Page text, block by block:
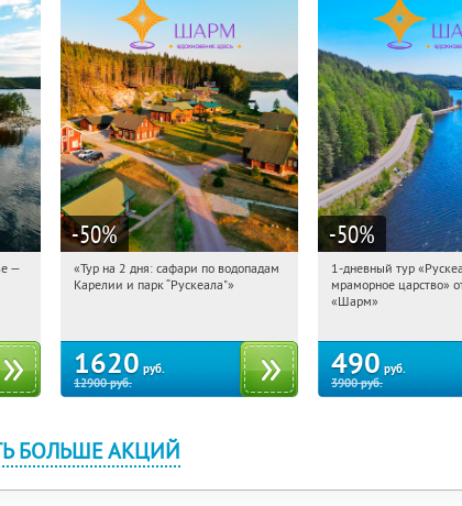
39
—
-50%
03:18:47 Купили:
«Тур на 2 дня: сафари по водопадам
Карелии и парк “Рускеала"»
1620 руб.
12900руб.
-50%
03:18:47
Достоевская
1-дневный тур
мраморное царство»
«Шарм»
490 руб.
3900руб.
БОЛЬШЕ АКЦИЙ